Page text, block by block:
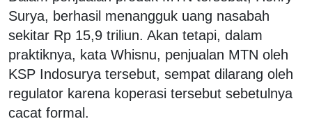
Surya, berhasil menangguk uang nasabah
sekitar Rp 15,9 triliun. Akan tetapi, dalam
praktiknya, kata Whisnu, penjualan MTN oleh
KSP Indosurya tersebut, sempat dilarang oleh
regulator karena koperasi tersebut sebetulnya
cacat formal.